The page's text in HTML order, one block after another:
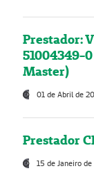
Prestador:
51004349-
Master)
01 de Abril de
Prestador
15 de Janeiro